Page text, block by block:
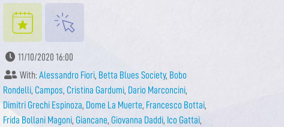
11/10/2020 16:00
With:Alessandro Fiori, Betta Blues Society, Bobo
Rondelli,Campos,Cristina Gardumi, Dario Marconcini,
Dimitri Grechi Espinoza, Dome La Muerte, Francesco Bottai,
Frida Bollani Magoni,Giancane,Giovanna Daddi, Ico Gattai,